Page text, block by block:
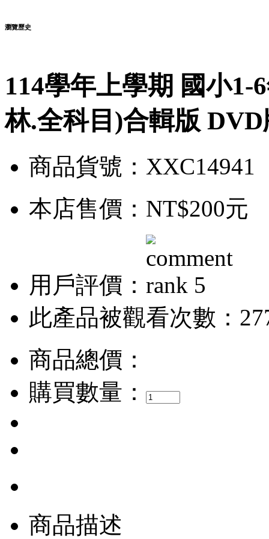
瀏覽歷史
114學年上學期 國小1-
林.全科目)合輯版 DVD
商品貨號：XXC14941
本店售價： NT$200元
用戶評價：
此產品被觀看次數：
商品總價：
購買數量：
商品描述